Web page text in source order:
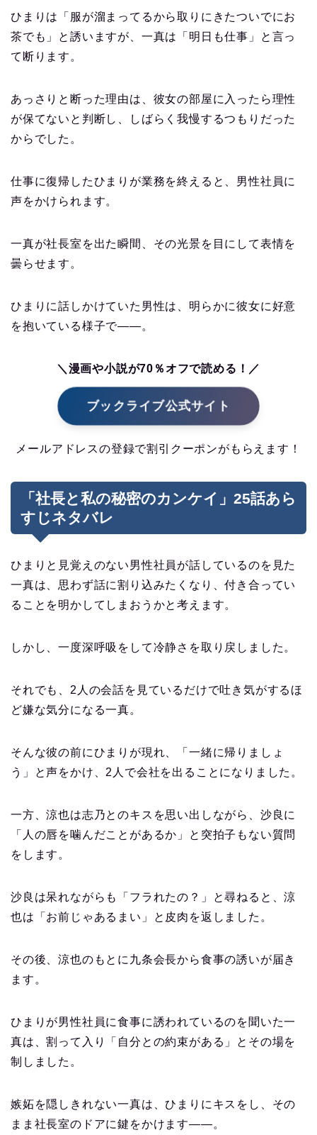
ひまりは「服が溜まってるから取りにきたついでにお
茶でも」と誘いますが、一真は「明日も仕事」と言っ
て断ります。
あっさりと断った理由は、彼女の部屋に入ったら理性
が保てないと判断し、しばらく我慢するつもりだった
からでした。
仕事に復帰したひまりが業務を終えると、男性社員に
声をかけられます。
一真が社長室を出た瞬間、その光景を目にして表情を
曇らせます。
ひまりに話しかけていた男性は、明らかに彼女に好意
を抱いている様子で――。
＼漫画や小説が70％オフで読める！／
ブックライブ公式サイト
メールアドレスの登録で割引クーポンがもらえます！
「社長と私の秘密のカンケイ」25話あら
すじネタバレ
ひまりと見覚えのない男性社員が話しているのを見た
一真は、思わず話に割り込みたくなり、付き合ってい
ることを明かしてしまおうかと考えます。
しかし、一度深呼吸をして冷静さを取り戻しました。
それでも、2人の会話を見ているだけで吐き気がするほ
ど嫌な気分になる一真。
そんな彼の前にひまりが現れ、「一緒に帰りましょ
う」と声をかけ、2人で会社を出ることになりました。
一方、涼也は志乃とのキスを思い出しながら、沙良に
「人の唇を噛んだことがあるか」と突拍子もない質問
をします。
沙良は呆れながらも「フラれたの？」と尋ねると、涼
也は「お前じゃあるまい」と皮肉を返しました。
その後、涼也のもとに九条会長から食事の誘いが届き
ます。
ひまりが男性社員に食事に誘われているのを聞いた一
真は、割って入り「自分との約束がある」とその場を
制しました。
嫉妬を隠しきれない一真は、ひまりにキスをし、その
まま社長室のドアに鍵をかけます――。